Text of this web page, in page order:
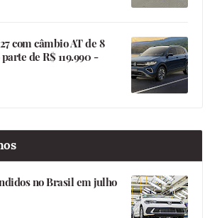
com câmbio AT de 8
de R$ 119.990 -
no Brasil em julho